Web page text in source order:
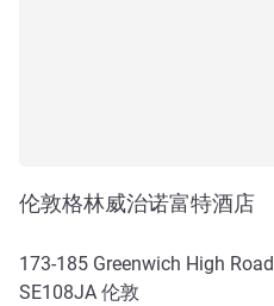
伦敦格林威治诺富特酒店
173-185 Greenwich High Road
SE108JA 伦敦